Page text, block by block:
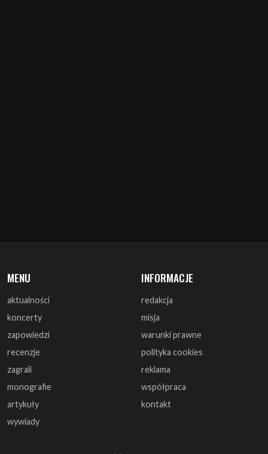
MENU
aktualności
koncerty
zapowiedzi
recenzje
zagrali
monografie
artykuły
wywiady
INFORMACJE
redakcja
misja
warunki prawne
polityka cookies
reklama
współpraca
kontakt